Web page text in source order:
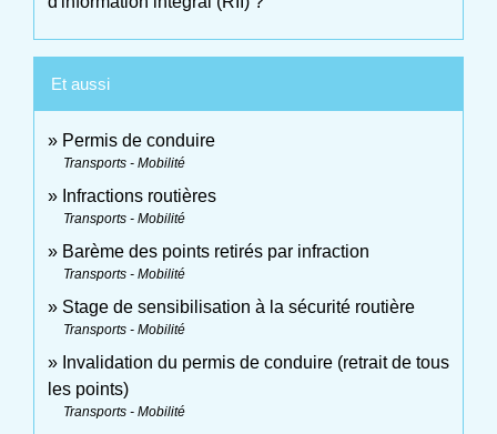
Et aussi
Permis de conduire
Transports - Mobilité
Infractions routières
Transports - Mobilité
Barème des points retirés par infraction
Transports - Mobilité
Stage de sensibilisation à la sécurité routière
Transports - Mobilité
Invalidation du permis de conduire (retrait de tous
les points)
Transports - Mobilité